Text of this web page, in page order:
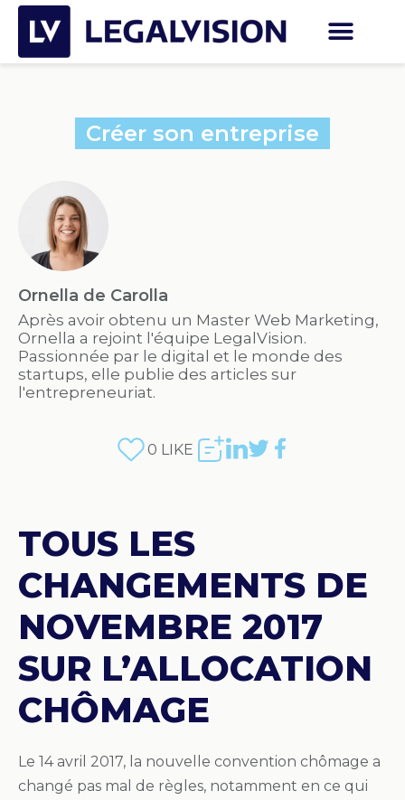
Créer son entreprise
Ornella de Carolla
Après avoir obtenu un Master Web Marketing,
Ornella a rejoint l'équipe LegalVision.
Passionnée par le digital et le monde des
startups, elle publie des articles sur
l'entrepreneuriat.
0 LIKE
TOUS LES
CHANGEMENTS DE
NOVEMBRE 2017
SUR L’ALLOCATION
CHÔMAGE
Le 14 avril 2017, la nouvelle convention chômage a
changé pas mal de règles, notamment en ce qui